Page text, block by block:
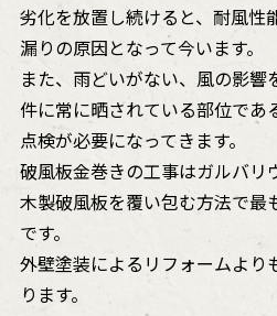
劣化を放置し続けると、耐風性
漏りの原因となって今います。
また、雨どいがない、風の影響
件に常に晒されている部位であ
点検が必要になってきます。
破風板金巻きの工事はガルバリ
木製破風板を覆い包む方法で最
です。
外壁塗装によるリフォームより
ります。